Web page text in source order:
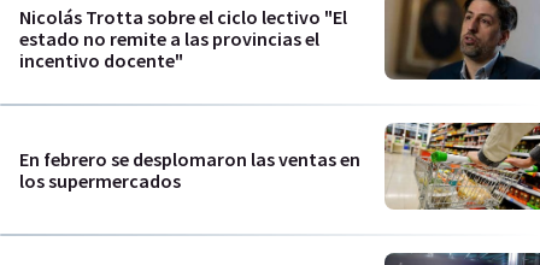
Nicolás Trotta sobre el ciclo lectivo "El
estado no remite a las provincias el
incentivo docente"
En febrero se desplomaron las ventas en
los supermercados